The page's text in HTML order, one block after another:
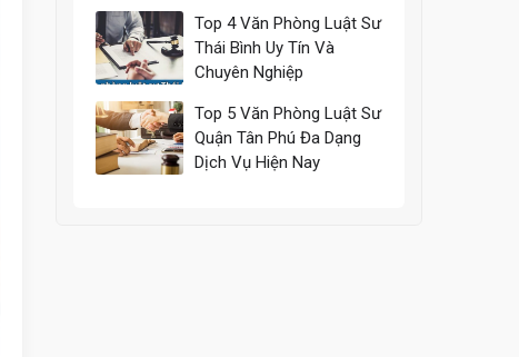
Top 4 Văn Phòng Luật Sư
Thái Bình Uy Tín Và
Chuyên Nghiệp
Top 5 Văn Phòng Luật Sư
Quận Tân Phú Đa Dạng
Dịch Vụ Hiện Nay